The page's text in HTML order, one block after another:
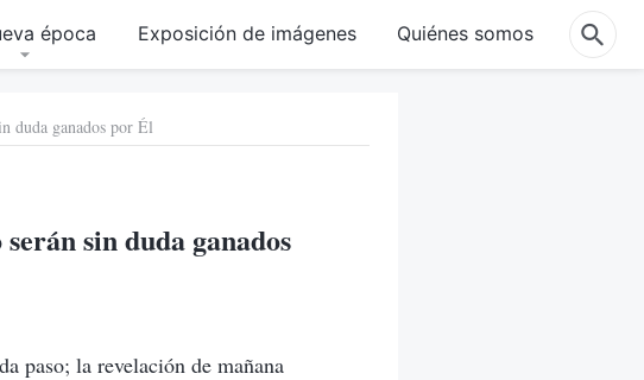
época Exposición de imágenes Quiénes somos
duda ganados por Él
sin duda ganados
paso; la revelación de mañana